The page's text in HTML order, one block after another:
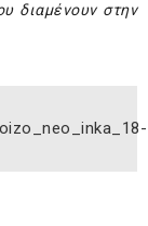
διαμένουν στην